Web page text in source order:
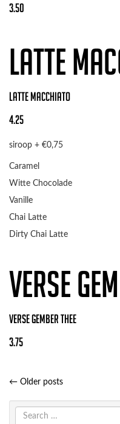
3.50
Latte
Latte macchiato
4.25
siroop + €0,75
Caramel
Witte Chocolade
Vanille
Chai Latte
Dirty Chai Latte
verse
verse gember thee
3.75
Post
← Older posts